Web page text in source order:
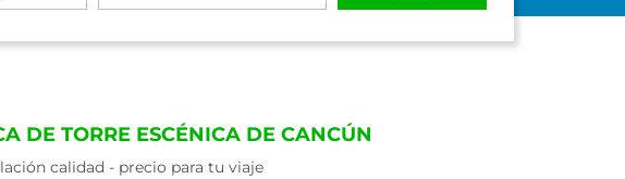
DE TORRE ESCÉNICA DE CANCÚN
calidad - precio para tu viaje